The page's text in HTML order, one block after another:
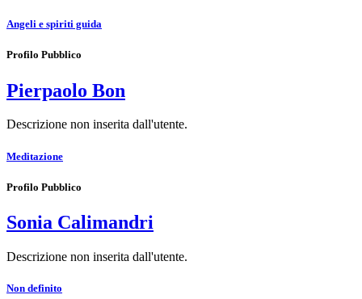
Angeli e spiriti guida
Profilo Pubblico
Pierpaolo Bon
Descrizione non inserita dall'utente.
Meditazione
Profilo Pubblico
Sonia Calimandri
Descrizione non inserita dall'utente.
Non definito